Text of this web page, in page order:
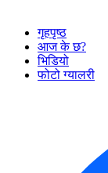
गृहपृष्ठ
आज के छ?
भिडियो
फोटो ग्यालरी